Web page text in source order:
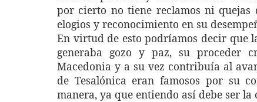
por cierto no tiene reclamos ni
elogios y reconocimiento en su
En virtud de esto podríamos decir que
generaba gozo y paz, su proceder
Macedonia y a su vez contribuía al
de Tesalónica eran famosos por su
manera, ya que entiendo así debe ser